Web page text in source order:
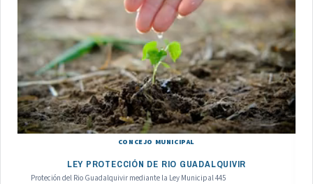
CONCEJO MUNICIPAL
LEY PROTECCIÓN DE RIO GUADALQUIVIR
Proteción del Rio Guadalquivir mediante la Ley Municipal 445